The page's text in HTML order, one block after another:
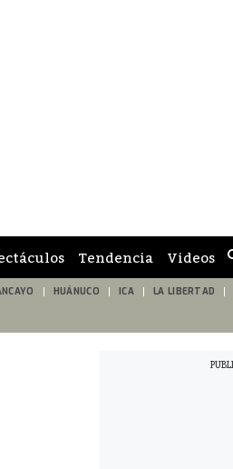
Tendencia Videos
HUÁNUCO ICA LA LIBERTAD